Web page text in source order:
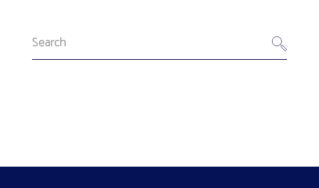
Search
for: